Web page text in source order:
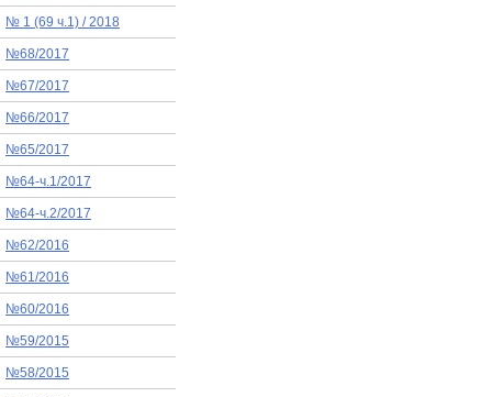
№ 1 (69 ч.1) / 2018
№68/2017
№67/2017
№66/2017
№65/2017
№64-ч.1/2017
№64-ч.2/2017
№62/2016
№61/2016
№60/2016
№59/2015
№58/2015